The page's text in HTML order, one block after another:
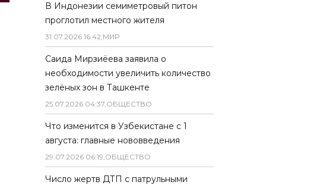
В Индонезии семиметровый питон
проглотил местного жителя
31.07.2026 16:42,МИР
Саида Мирзиёева заявила о
необходимости увеличить количество
зелёных зон в Ташкенте
25.07.2026 04:37,ОБЩЕСТВО
Что изменится в Узбекистане с 1
августа: главные нововведения
29.07.2026 06:19,ОБЩЕСТВО
Число жертв ДТП с патрульными